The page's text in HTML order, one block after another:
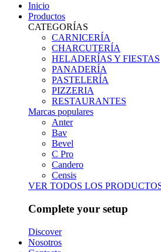
Inicio
Productos
CATEGORÍAS
CARNICERÍA
CHARCUTERÍA
HELADERÍAS Y FIESTAS
PANADERÍA
PASTELERÍA
PIZZERIA
RESTAURANTES
Marcas populares
Anter
Bav
Bevel
C Pro
Candero
Censis
VER TODOS LOS
Complete your setup
Discover
Nosotros